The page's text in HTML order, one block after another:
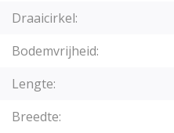
Draaicirkel:
Bodemvrijheid:
Lengte:
Breedte: